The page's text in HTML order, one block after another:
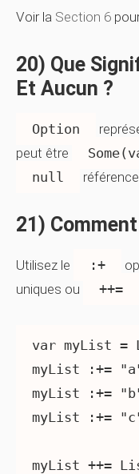
Voir la Section 6
20) Que
Et Aucun ?
Option
peut être
null
21)
Utilisez le :+
uniques ou
++=
var myList =
myList :+=
myList :+=
myList :+=
myList ++=